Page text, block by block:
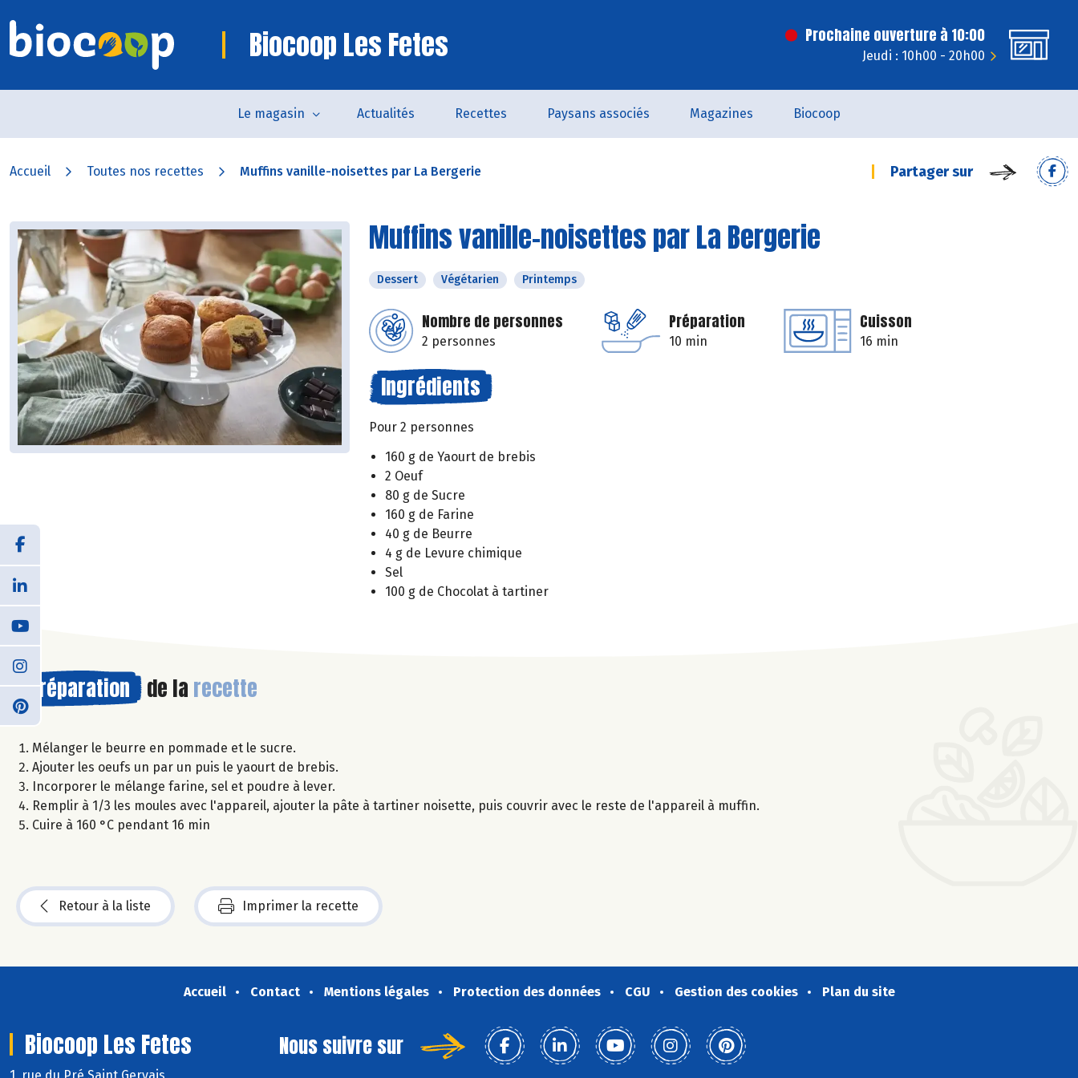
Biocoop Les Fetes Prochaine ouverture à 10:00
Jeudi : 10h00 - 20h00
Le magasin Actualités Recettes Paysans associés Magazines Biocoop
Accueil Toutes nos recettes Muffins vanille-noisettes par La Bergerie Partager sur
Muffins vanille-noisettes par La Bergerie
Dessert Végétarien Printemps
Nombre de personnes
2 personnes
Préparation
10 min
Cuisson
16 min
Ingrédients
Pour 2 personnes
160 g de Yaourt de brebis
2 Oeuf
80 g de Sucre
160 g de Farine
40 g de Beurre
4 g de Levure chimique
Sel
100 g de Chocolat à tartiner
Préparation de la recette
Mélanger le beurre en pommade et le sucre.
Ajouter les oeufs un par un puis le yaourt de brebis.
Incorporer le mélange farine, sel et poudre à lever.
Remplir à 1/3 les moules avec l'appareil, ajouter la pâte à tartiner noisette, puis couvrir avec le reste de l'appareil à muffin.
Cuire à 160 °C pendant 16 min
Retour à la liste Imprimer la recette
Accueil Contact Mentions légales Protection des données CGU Gestion des cookies Plan du site
Biocoop Les Fetes
1, rue du Pré Saint Gervais
Nous suivre sur